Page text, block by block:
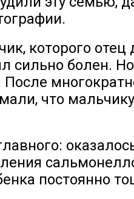
которого отец
сильно болен.
После
что
постоянно